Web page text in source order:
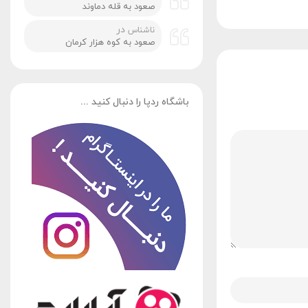
صعود به قله دماوند
ناشناس در
صعود به کوه هزار کرمان
باشگاه ردپا را دنبال کنید ...